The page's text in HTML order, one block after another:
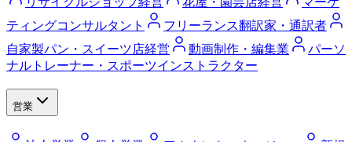
ティングコンサルタント
フリーランス翻訳家・通訳者
自家製パン・スイーツ店経営
動画制作・編集業
パーソ
ナルトレーナー・スポーツインストラクター
営業